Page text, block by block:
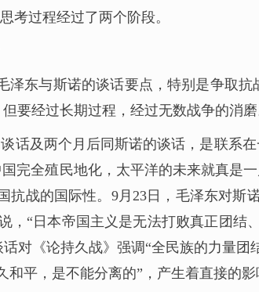
考过程经过了两个阶段。
泽东与斯诺的谈话要点，特别是争取
要经过长期过程，经过无数战争的消
话及两个月后同斯诺的谈话，是联系
完全殖民地化，太平洋的未来就真是
抗战的国际性。9月23日，毛泽东对
，“日本帝国主义是无法打败真正团
对《论持久战》强调“全民族的力量
平，是不能分离的”，产生着直接的影